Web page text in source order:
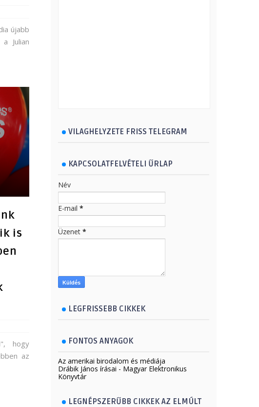
újabb
Julian
is
hogy
az
VILAGHELYZETE FRISS TELEGRAM
KAPCSOLATFELVÉTELI ŰRLAP
Név
E-mail *
Üzenet *
LEGFRISSEBB CIKKEK
FONTOS ANYAGOK
Az amerikai birodalom és médiája
Drábik János írásai - Magyar Elektronikus
Könyvtár
LEGNÉPSZERŰBB CIKKEK AZ ELMÚLT